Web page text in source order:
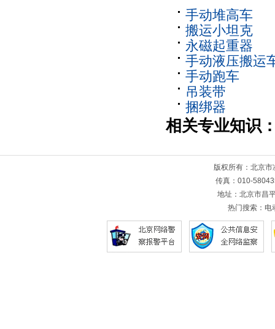
手动堆高车
搬运小坦克
永磁起重器
手动液压搬运
手动跑车
吊装带
捆绑器
相关专业知识
版权所有：北京
传真：010-
地址：北京市
热门搜索： 电